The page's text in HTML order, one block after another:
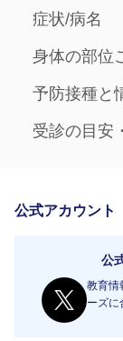
症状/病名
身体の部位
予防接種と
受診の目安
公式アカウント
公
教育情
ーズに